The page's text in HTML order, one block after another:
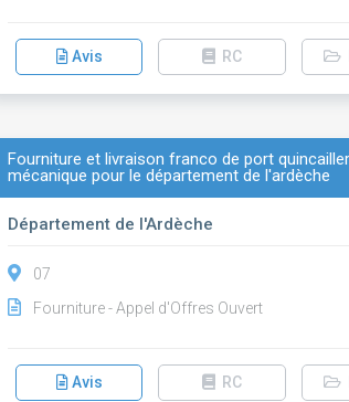
Avis RC
Fourniture et livraison franco de port
mécanique pour le département de l'ardèche
Département de l'Ardèche
07
Fourniture - Appel d'Offres Ouvert
Avis RC